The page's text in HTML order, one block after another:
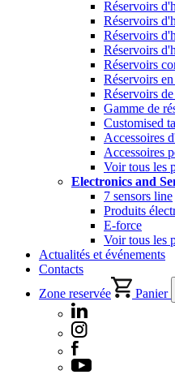
Réservoirs
Réservoirs
Réservoirs
Réservoirs
Réservoirs
Réservoirs
Réservoirs
Gamme de
Customised
Accessoires
Accessoires
Voir tous les
Electronics and
7 sensors line
Produits
E-force
Voir tous les
Actualités et événements
Contacts
Zone reservée
Panier